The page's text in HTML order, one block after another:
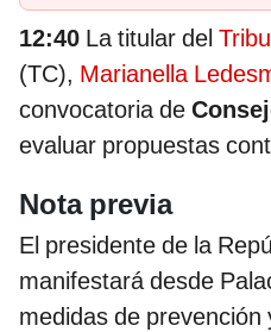
12:40 La titular del
(TC), Marianella
convocatoria de
evaluar propuestas
Nota previa
El presidente de la
manifestará desde
medidas de